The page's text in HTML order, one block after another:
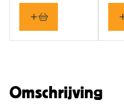
Omschrijving